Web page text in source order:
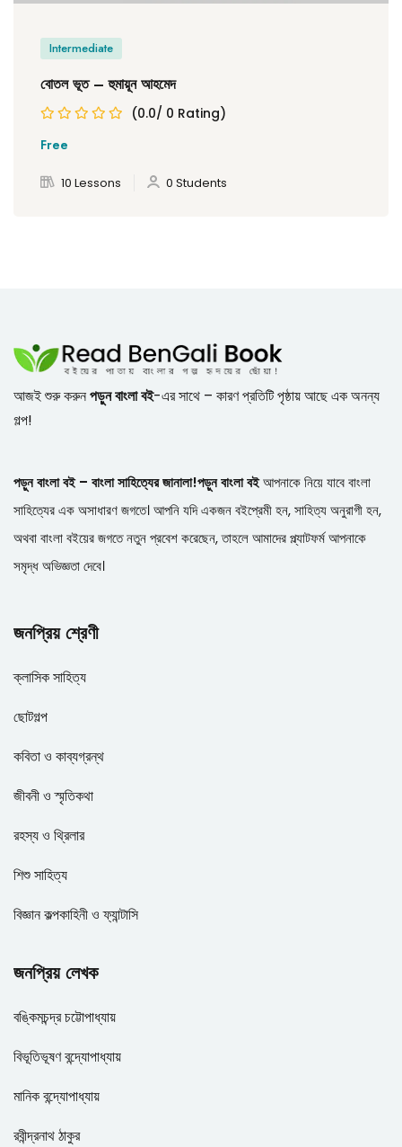
Intermediate
বোতল ভূত – হুমায়ূন আহমেদ
(0.0/ 0 Rating)
Free
10 Lessons 0 Students
আজই শুরু করুনপড়ুন বাংলা বই-এর সাথে – কারণ প্রতিটি পৃষ্ঠায় আছে এক অনন্য
গল্প!
পড়ুন বাংলা বই – বাংলা সাহিত্যের জানালা!পড়ুন বাংলা বইআপনাকে নিয়ে যাবে বাংলা
সাহিত্যের এক অসাধারণ জগতে। আপনি যদি একজন বইপ্রেমী হন, সাহিত্য অনুরাগী হন,
অথবা বাংলা বইয়ের জগতে নতুন প্রবেশ করেছেন, তাহলে আমাদের প্ল্যাটফর্ম আপনাকে
সমৃদ্ধ অভিজ্ঞতা দেবে।
জনপ্রিয় শ্রেণী
ক্লাসিক সাহিত্য
ছোটগল্প
কবিতা ও কাব্যগ্রন্থ
জীবনী ও স্মৃতিকথা
রহস্য ও থ্রিলার
শিশু সাহিত্য
বিজ্ঞান কল্পকাহিনী ও ফ্যান্টাসি
জনপ্রিয় লেখক
বঙ্কিমচন্দ্র চট্টোপাধ্যায়
বিভূতিভূষণ বন্দ্যোপাধ্যায়
মানিক বন্দ্যোপাধ্যায়
রবীন্দ্রনাথ ঠাকুর